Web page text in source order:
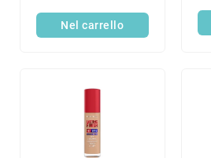
Nel carrello